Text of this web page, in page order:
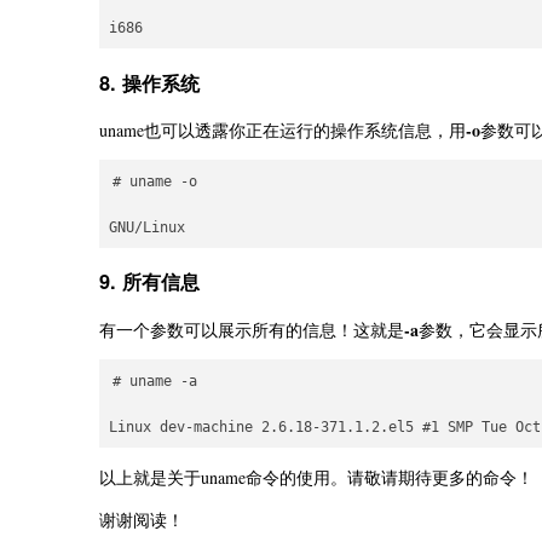
8. 操作系统
uname也可以透露你正在运行的操作系统信息，用-o参数可
# uname -o
9. 所有信息
有一个参数可以展示所有的信息！这就是-a参数，它会显
# uname -a
以上就是关于uname命令的使用。请敬请期待更多的命令！
谢谢阅读！